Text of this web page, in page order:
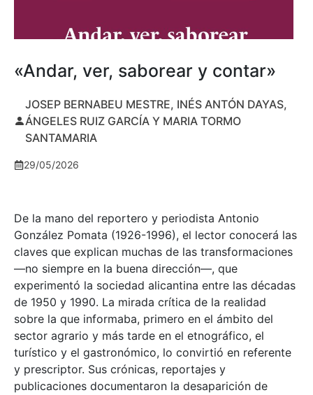
«Andar, ver, saborear y contar»
JOSEP BERNABEU MESTRE, INÉS ANTÓN DAYAS,
ÁNGELES RUIZ GARCÍA Y MARIA TORMO
SANTAMARIA
29/05/2026
De la mano del reportero y periodista Antonio
González Pomata (1926-1996), el lector conocerá las
claves que explican muchas de las transformaciones
—no siempre en la buena dirección—, que
experimentó la sociedad alicantina entre las décadas
de 1950 y 1990. La mirada crítica de la realidad
sobre la que informaba, primero en el ámbito del
sector agrario y más tarde en el etnográfico, el
turístico y el gastronómico, lo convirtió en referente
y prescriptor. Sus crónicas, reportajes y
publicaciones documentaron la desaparición de